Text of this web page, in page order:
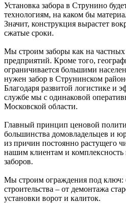
Установка забора в Струнино
технологиям, на каком бы
Значит, конструкция вырастет
сжатые сроки.
Мы строим заборы как на частных
предприятий. Кроме того,
ограничивается большими
нужен забор в Струнинском
Благодаря развитой логистике и
службе мы с одинаковой
Московской области.
Главный принцип ценовой
большинства домовладельцев и
из причин постоянно растущего
нашим клиентам и комплексность
заборов.
Мы строим ограждения под ключ:
строительства – от демонтажа
установки ворот и калиток.